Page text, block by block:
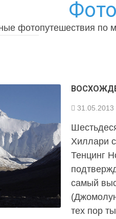
фотопутешествия по
31.05.2013
Хиллари
Тенцинг
самый
тех пор